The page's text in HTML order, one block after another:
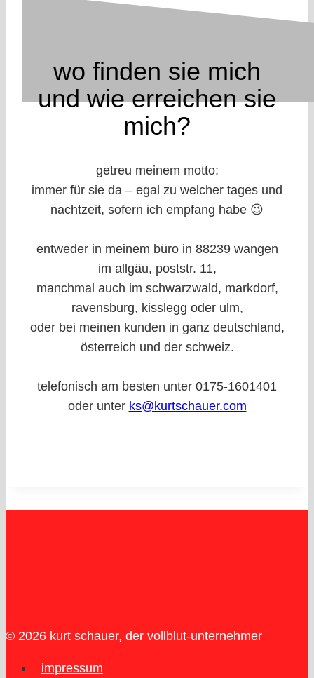
wo finden sie mich
und wie erreichen sie
mich?
getreu meinem motto:
immer für sie da – egal zu welcher tages und
nachtzeit, sofern ich empfang habe 😉
entweder in meinem büro in 88239 wangen
im allgäu, poststr. 11,
manchmal auch im schwarzwald, markdorf,
ravensburg, kisslegg oder ulm,
oder bei meinen kunden in ganz deutschland,
österreich und der schweiz.
telefonisch am besten unter 0175-1601401
oder unter ks@kurtschauer.com
© 2026 kurt schauer, der vollblut-unternehmer
impressum